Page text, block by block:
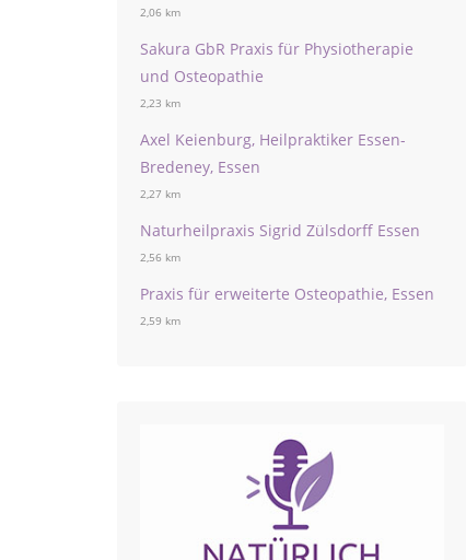
2,06 km
Sakura GbR Praxis für Physiotherapie
und Osteopathie
2,23 km
Axel Keienburg, Heilpraktiker Essen-
Bredeney, Essen
2,27 km
Naturheilpraxis Sigrid Zülsdorff Essen
2,56 km
Praxis für erweiterte Osteopathie, Essen
2,59 km